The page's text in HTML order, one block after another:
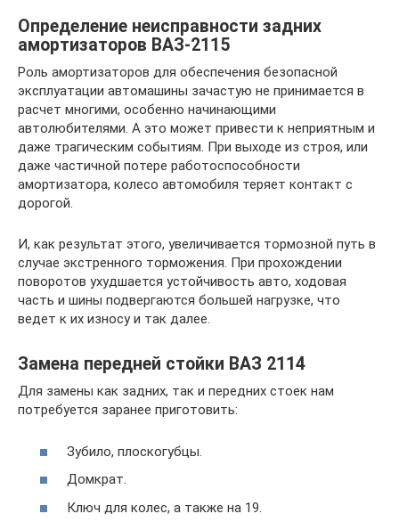
Определение неисправности задних
амортизаторов ВАЗ-2115
Роль амортизаторов для обеспечения безопасной
эксплуатации автомашины зачастую не принимается в
расчет многими, особенно начинающими
автолюбителями. А это может привести к неприятным и
даже трагическим событиям. При выходе из строя, или
даже частичной потере работоспособности
амортизатора, колесо автомобиля теряет контакт с
дорогой.
И, как результат этого, увеличивается тормозной путь в
случае экстренного торможения. При прохождении
поворотов ухудшается устойчивость авто, ходовая
часть и шины подвергаются большей нагрузке, что
ведет к их износу и так далее.
Замена передней стойки ВАЗ 2114
Для замены как задних, так и передних стоек нам
потребуется заранее приготовить:
Зубило, плоскогубцы.
Домкрат.
Ключ для колес, а также на 19.